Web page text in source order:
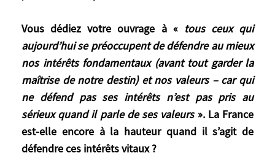
Vous dédiez votre ouvrage à « tous ceux qui
aujourd’hui se préoccupent de défendre au mieux
nos intérêts fondamentaux (avant tout garder la
maîtrise de notre destin) et nos valeurs – car qui
ne défend pas ses intérêts n’est pas pris au
sérieux quand il parle de ses valeurs». La France
est-elle encore à la hauteur quand il s’agit de
défendre ces intérêts vitaux ?
gouvernements que vous venez de citer
ont été incapables de développer leur
pays. Ce sont, pour certains, des États
faillis. Ils font face à des problèmes –
explosion démographique, fuite des
cerveaux, inégalités d’accès aux ressources
de base, montée de l’islamisme, etc. –
qu’ils ne parviennent pas à résoudre. Mais
quand ils ont besoin d’un bouc-émissaire,